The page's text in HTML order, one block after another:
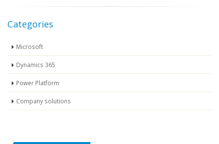
Categories
Microsoft
Dynamics 365
Power Platform
Company solutions